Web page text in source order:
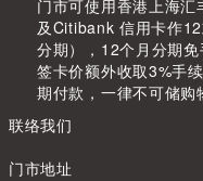
门市可使用香港上海
及Citibank 信用卡作
分期），12个月分期
签卡价额外收取3%手
期付款，一律不可储购
联络我们
门市地址